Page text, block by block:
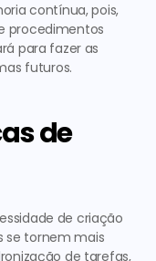
contínua, pois,
procedimentos
para fazer as
futuros.
de
de criação
se tornem mais
de tarefas,